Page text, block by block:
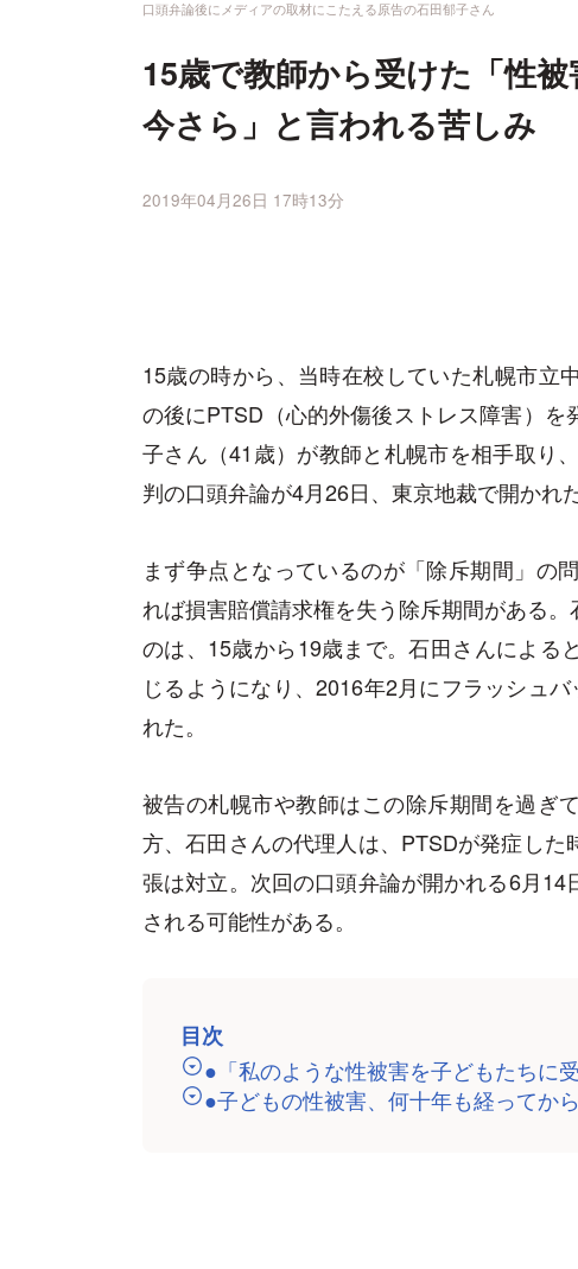
口頭弁論後にメディアの取材にこたえる原告の石田郁子さん
15歳で教師から受けた「性
今さら」と言われる苦しみ
2019年04月26日 17時13分
15歳の時から、当時在校していた札幌市立
の後にPTSD（心的外傷後ストレス障害）
子さん（41歳）が教師と札幌市を相手取り
判の口頭弁論が4月26日、東京地裁で開かれ
まず争点となっているのが「除斥期間」の
れば損害賠償請求権を失う除斥期間がある
のは、15歳から19歳まで。石田さんによる
じるようになり、2016年2月にフラッシュ
れた。
被告の札幌市や教師はこの除斥期間を過ぎ
方、石田さんの代理人は、PTSDが発症し
張は対立。次回の口頭弁論が開かれる6月
される可能性がある。
目次
●「私のような性被害を子どもたちに
●子どもの性被害、何十年も経ってか